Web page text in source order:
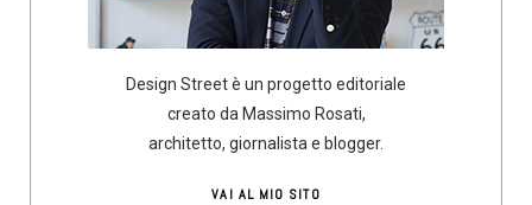
Design Street è un progetto editoriale
creato da Massimo Rosati,
architetto, giornalista e blogger.
VAI AL MIO SITO